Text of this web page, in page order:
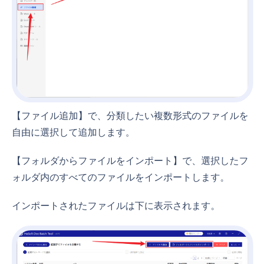
【ファイル追加】で、分類したい複数形式のファイルを
自由に選択して追加します。
【フォルダからファイルをインポート】で、選択したフ
ォルダ内のすべてのファイルをインポートします。
インポートされたファイルは下に表示されます。